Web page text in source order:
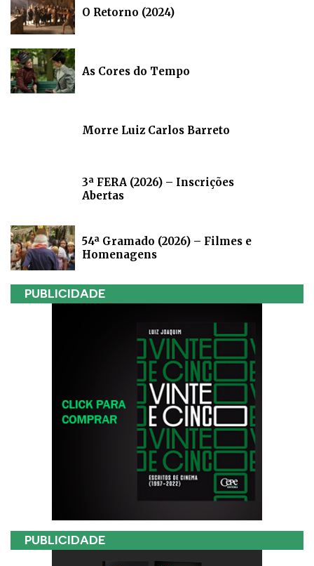
O Retorno (2024)
As Cores do Tempo
Morre Luiz Carlos Barreto
3ª FERA (2026) – Inscrições
Abertas
54ª Gramado (2026) – Filmes e
Homenagens
PUBLICIDADE
PUBLICIDADE